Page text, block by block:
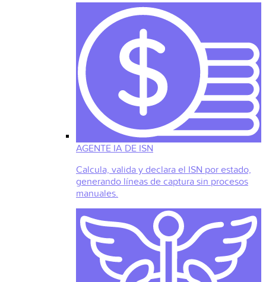
AGENTE IA DE ISN
Calcula, valida y declara el ISN por estado,
generando líneas de captura sin procesos
manuales.